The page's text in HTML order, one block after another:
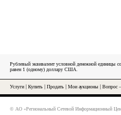
Рублевый эквивалент условной денежной единицы
равен 1 (одному) доллару США.
Услуги Купить Продать Мои аукционы Вопрос
© АО «Региональный Сетевой Информационный